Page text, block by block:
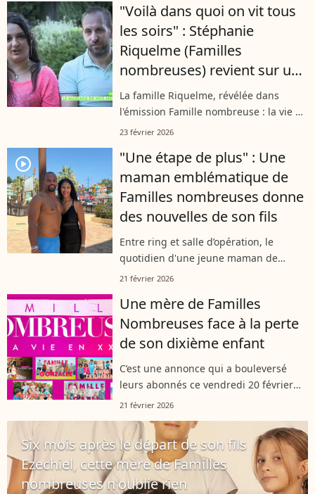
Roxane et Michel, entreprennent des...
"Voilà dans quoi on vit tous
les soirs" : Stéphanie
Riquelme (Familles
nombreuses) revient sur une
mésaventure près du
domicile familial
La famille Riquelme, révélée dans
l'émission Famille nombreuse : la vie en
XXL, a été contrainte d’appeler les
story Instagram, c’est Stéphanie,...
23 février 2026
player2
"Une étape de plus" : Une
maman emblématique de
Familles nombreuses donne
des nouvelles de son fils
Entre ring et salle d’opération, le
quotidien d'une jeune maman de
l'émission "Familles Nombreuses : la vie
les instants. Alors que son fils,...
21 février 2026
Une mère de Familles
Nombreuses face à la perte
de son dixième enfant
C’est une annonce qui a bouleversé
leurs abonnés ce vendredi 20 février
2026. Sur leur compte Instagram, une
Nombreuses : la vie en XXL", est...
21 février 2026
Six mois après le départ de son fils
Ezechiel, cette mère de Familles
nombreuses n'oublie rien